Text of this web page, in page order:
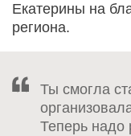
Екатерины на
региона.
Ты смогла
Теперь надо